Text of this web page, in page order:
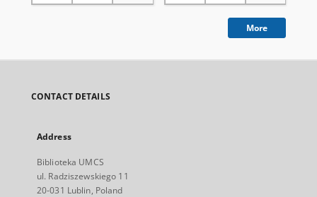
More
CONTACT DETAILS
Address
Biblioteka UMCS
ul. Radziszewskiego 11
20-031 Lublin, Poland